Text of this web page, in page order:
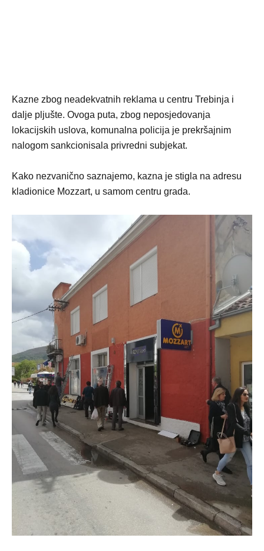
Kazne zbog neadekvatnih reklama u centru Trebinja i
dalje pljušte. Ovoga puta, zbog neposjedovanja
lokacijskih uslova, komunalna policija je prekršajnim
nalogom sankcionisala privredni subjekat.
Kako nezvanično saznajemo, kazna je stigla na adresu
kladionice Mozzart, u samom centru grada.